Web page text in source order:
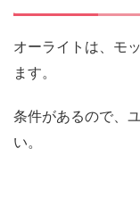
オーライトは、モ
ます。
条件があるので、
い。